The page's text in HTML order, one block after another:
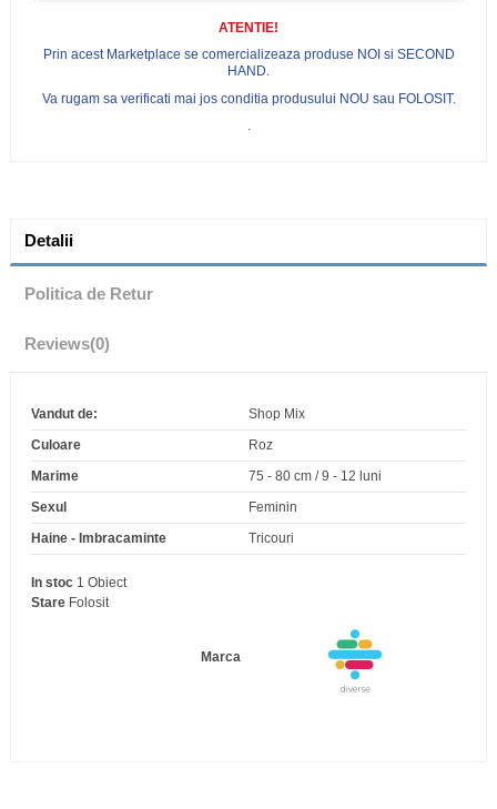
ATENTIE!
Prin acest Marketplace se comercializeaza produse NOI si SECOND
HAND.
Va rugam sa verificati mai jos conditia produsului NOU sau FOLOSIT.
.
Detalii
Politica de Retur
Reviews(0)
Vandut de:
Shop Mix
Culoare
Roz
Marime
75 - 80 cm / 9 - 12 luni
Sexul
Feminin
Haine - Imbracaminte
Tricouri
Marca
In stoc 1 Obiect
Stare Folosit